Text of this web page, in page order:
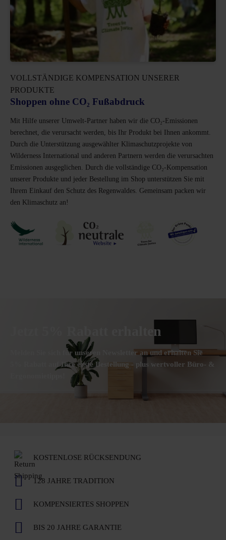
VOLLSTÄNDIGE KOMPENSATION UNSERER
PRODUKTE
Shoppen ohne CO₂ Fußabdruck
Mit Hilfe unserer Umwelt-Partner haben wir die CO₂-Emissionen
berechnet, die verursacht werden, bis Ihr Produkt bei Ihnen ankommt.
Durch die Unterstützung ausgewählter Klimaschutzprojekte von
Wilderness International und anderen Partnern werden die verursachten
Emissionen ausgeglichen. Durch die vollständige CO₂-Kompensation
unserer Produkte und jeder Bestellung im Shop unterstützen Sie mit
Ihrem Einkauf den Schutz des Regenwaldes. Gemeinsam packen wir
den Klimaschutz an!
Jetzt 5% Rabatt erhalten
Melden Sie sich für unseren Newsletter an und erhalten Sie
5% Rabatt auf Ihre erste Bestellung - plus wertvoller Büro- &
KOSTENLOSE RÜCKSENDUNG
128 JAHRE TRADITION
KOMPENSIERTES SHOPPEN
BIS 20 JAHRE GARANTIE